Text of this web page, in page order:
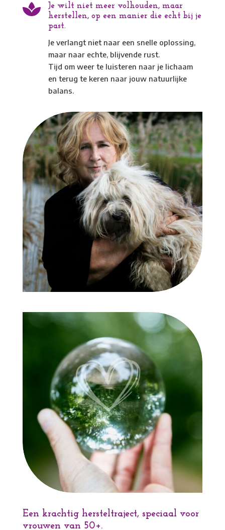

Je wilt niet meer volhouden, maar
herstellen, op een manier die echt bij je
past.
Je verlangt niet naar een snelle oplossing,
maar naar echte, blijvende rust.
Tijd om weer te luisteren naar je lichaam
en terug te keren naar jouw natuurlijke
balans.
Een krachtig hersteltraject, speciaal voor
vrouwen van 50+.